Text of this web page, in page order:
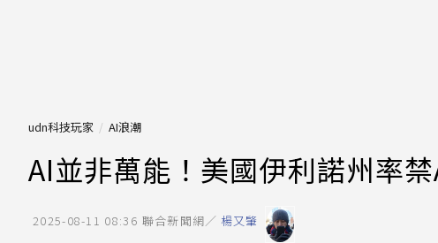
udn科技玩家 AI浪潮
AI並非萬能！美國伊利諾州率
2025-08-11 08:36 聯合新聞網／ 楊又肇